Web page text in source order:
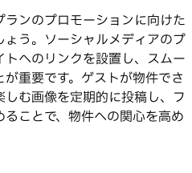
ンのプロモーションに向けた
う。ソーシャルメディアのプ
へのリンクを設置し、スムー
重要です。ゲストが物件でさ
む画像を定期的に投稿し、フ
ことで、物件への関心を高め